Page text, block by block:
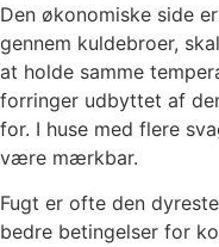
Den økonomiske side
gennem kuldebroer,
at holde samme
forringer udbyttet af
for. I huse med flere
være mærkbar.
Fugt er ofte den
bedre betingelser for